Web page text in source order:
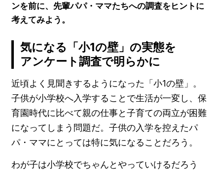
ンを前に、先輩パパ・ママたちへの調査をヒントに
考えてみよう。
気になる「小1の壁」の実態を
アンケート調査で明らかに
近頃よく見聞きするようになった「小1の壁」。
子供が小学校へ入学することで生活が一変し、保
育園時代に比べて親の仕事と子育ての両立が困難
になってしまう問題だ。子供の入学を控えたパ
パ・ママにとっては特に気になることだろう。
わが子は小学校でちゃんとやっていけるだろう